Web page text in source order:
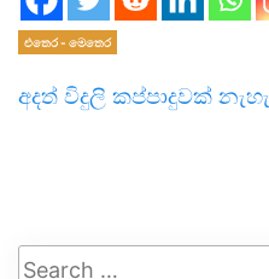
එතෙර - මෙතෙර
අදත් විදුලි කප්පාදුවක් නැහැ